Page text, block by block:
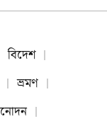
বিদেশ
ভ্রমণ